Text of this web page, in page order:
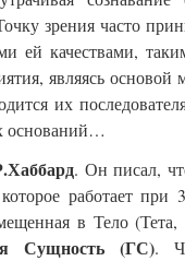
зрения часто
ей качествами,
являясь основой
их
оснований…
. Он писал,
работает при
в Тело (Тета,
Сущность (ГС).